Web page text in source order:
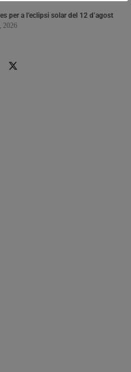
per a l’eclipsi solar del 12 d’agost
2026